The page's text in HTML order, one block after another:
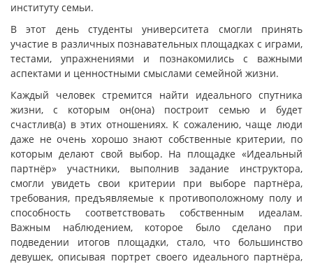
институту семьи.
В этот день студенты университета смогли принять
участие в различных познавательных площадках с играми,
тестами, упражнениями и познакомились с важными
аспектами и ценностными смыслами семейной жизни.
Каждый человек стремится найти идеального спутника
жизни, с которым он(она) построит семью и будет
счастлив(а) в этих отношениях. К сожалению, чаще люди
даже не очень хорошо знают собственные критерии, по
которым делают свой выбор. На площадке «Идеальный
партнёр» участники, выполнив задание инструктора,
смогли увидеть свои критерии при выборе партнёра,
требования, предъявляемые к противоположному полу и
способность соответствовать собственным идеалам.
Важным наблюдением, которое было сделано при
подведении итогов площадки, стало, что большинство
девушек, описывая портрет своего идеального партнёра,